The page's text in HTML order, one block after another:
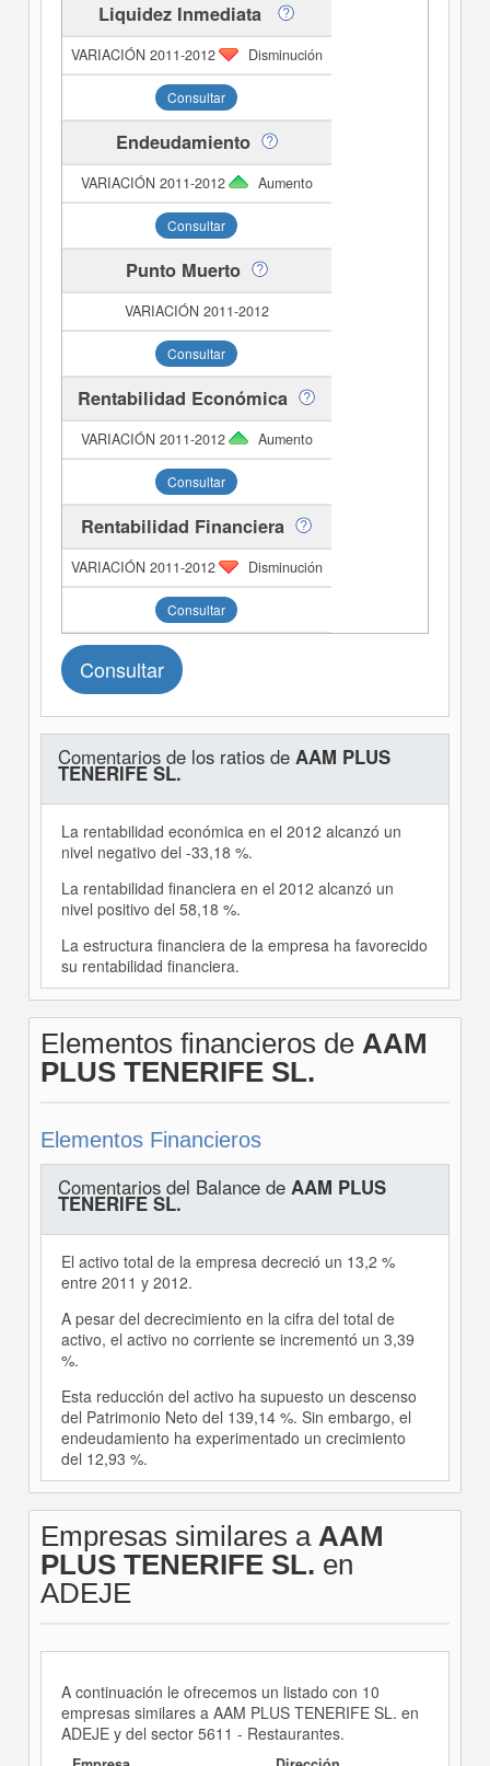
Liquidez Inmediata
Disminución
Consultar
Endeudamiento
Aumento
Consultar
Punto Muerto
Consultar
Rentabilidad Económica
Aumento
Consultar
Rentabilidad Financiera
Disminución
Consultar
Consultar
Comentarios de los ratios de AAM PLUS
TENERIFE SL.
La rentabilidad económica en el 2012 alcanzó un
nivel negativo del -33,18 %.
La rentabilidad financiera en el 2012 alcanzó un
nivel positivo del 58,18 %.
La estructura financiera de la empresa ha favorecido
su rentabilidad financiera.
Elementos financieros de AAM
PLUS TENERIFE SL.
Elementos Financieros
Comentarios del Balance de AAM PLUS
TENERIFE SL.
El activo total de la empresa decreció un 13,2 %
entre 2011 y 2012.
A pesar del decrecimiento en la cifra del total de
activo, el activo no corriente se incrementó un 3,39
%.
Esta reducción del activo ha supuesto un descenso
del Patrimonio Neto del 139,14 %. Sin embargo, el
endeudamiento ha experimentado un crecimiento
del 12,93 %.
Empresas similares a AAM
PLUS TENERIFE SL. en
ADEJE
A continuación le ofrecemos un listado con 10
empresas similares a AAM PLUS TENERIFE SL. en
ADEJE y del sector 5611 - Restaurantes.